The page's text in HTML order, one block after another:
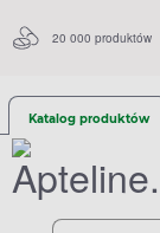
20 000 produktów
Katalog produktów